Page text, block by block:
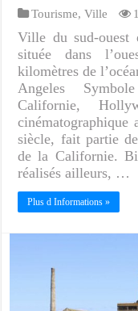
Tourisme,Ville
Ville du sud-ouest
située dans
kilomètres de
Angeles
Californie,
cinématographique
siècle, fait partie
de la Californie.
réalisés ailleurs, …
Plus d Informations »